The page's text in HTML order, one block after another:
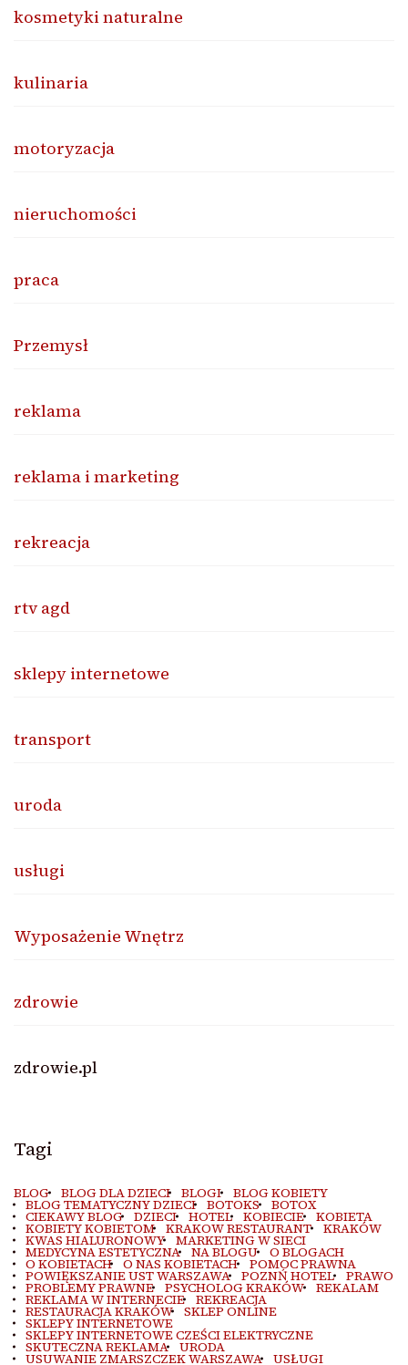
kosmetyki naturalne
kulinaria
motoryzacja
nieruchomości
praca
Przemysł
reklama
reklama i marketing
rekreacja
rtv agd
sklepy internetowe
transport
uroda
usługi
Wyposażenie Wnętrz
zdrowie
zdrowie.pl
Tagi
BLOG BLOG DLA DZIECI BLOGI BLOG KOBIETY
BLOG TEMATYCZNY DZIECI BOTOKS BOTOX
CIEKAWY BLOG DZIECI HOTEL KOBIECIE KOBIETA
KOBIETY KOBIETOM KRAKOW RESTAURANT KRAKÓW
KWAS HIALURONOWY MARKETING W SIECI
MEDYCYNA ESTETYCZNA NA BLOGU O BLOGACH
O KOBIETACH O NAS KOBIETACH POMOC PRAWNA
POWIĘKSZANIE UST WARSZAWA POZNŃ HOTEL PRAWO
PROBLEMY PRAWNE PSYCHOLOG KRAKÓW REKALAM
REKLAMA W INTERNECIE REKREACJA
RESTAURACJA KRAKÓW SKLEP ONLINE
SKLEPY INTERNETOWE
SKLEPY INTERNETOWE CZEŚCI ELEKTRYCZNE
SKUTECZNA REKLAMA URODA
USUWANIE ZMARSZCZEK WARSZAWA USŁUGI